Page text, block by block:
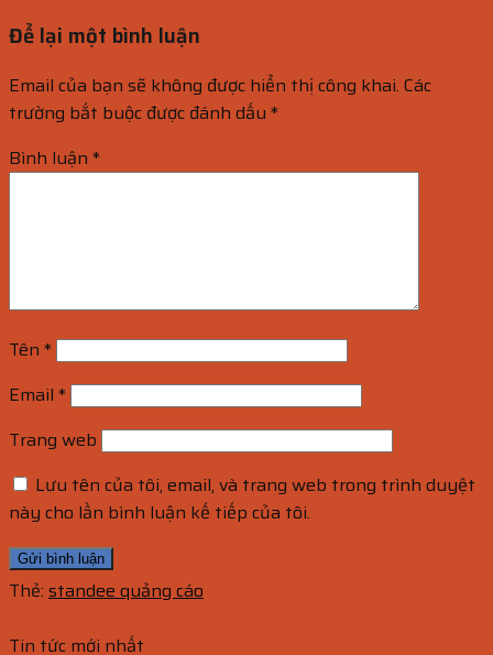
Để lại một bình luận
Email của bạn sẽ không được hiển thị công khai. Các
trường bắt buộc được đánh dấu *
Bình luận *
Tên *
Email *
Trang web
Lưu tên của tôi, email, và trang web trong trình duyệt
này cho lần bình luận kế tiếp của tôi.
Thẻ: standee quảng cáo
Tin tức mới nhất